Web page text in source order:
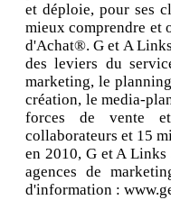
et déploie, pour ses
mieux comprendre et
d'Achat®. G et A
des leviers du
marketing, le
création, le media-
forces de vente
collaborateurs et 15
en 2010, G et A
agences de
d'information :